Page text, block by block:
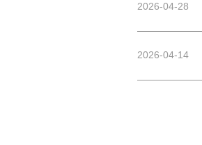
2026-04-28
2026-04-14